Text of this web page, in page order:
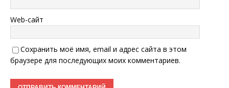
Web-сайт
Сохранить моё имя, email и адрес сайта в этом
браузере для последующих моих комментариев.